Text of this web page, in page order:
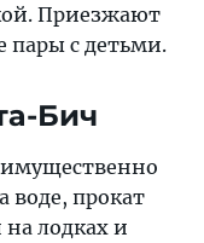
Приезжают
пары с детьми.
Бич
прокат
на лодках и